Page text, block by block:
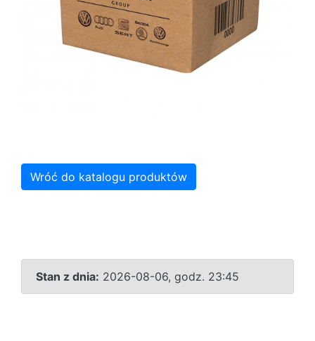
Wróć do katalogu produktów
Stan z dnia: 2026-08-06, godz. 23:45